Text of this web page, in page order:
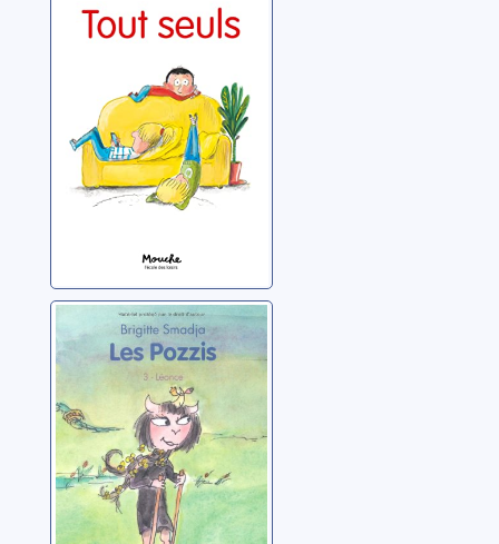
Moundlic, Charlotte
Les Pozzis: 03:
Léonce
Smadja, Brigitte